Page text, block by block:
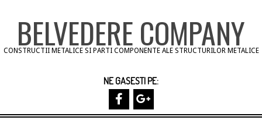
contentBELVEDERE COMPANY
CONSTRUCTII METALICE SI PARTI COMPONENTE ALE STRUCTURILOR METALICE
NE GASESTI PE: